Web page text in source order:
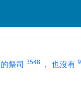
的祭司 3548 ， 也沒有